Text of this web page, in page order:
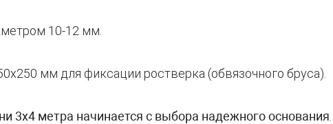
10-12 мм.
мм для фиксации ростверка (обвязочного бруса).
3х4 метра начинается с выбора надежного основания